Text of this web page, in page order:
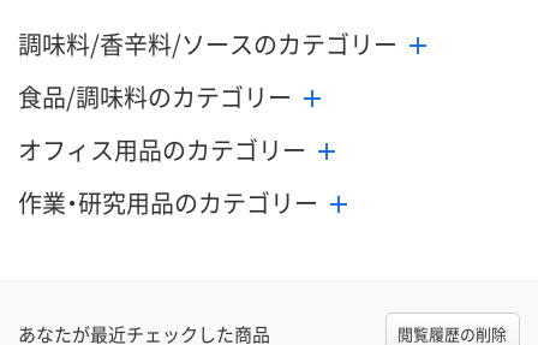
調味料/香辛料/ソースのカテゴリー
食品/調味料のカテゴリー
オフィス用品のカテゴリー
作業・研究用品のカテゴリー
あなたが最近チェックした商品 閲覧履歴の削除